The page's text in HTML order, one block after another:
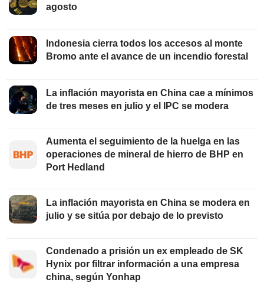
agosto
Indonesia cierra todos los accesos al monte
Bromo ante el avance de un incendio forestal
La inflación mayorista en China cae a mínimos
de tres meses en julio y el IPC se modera
Aumenta el seguimiento de la huelga en las
operaciones de mineral de hierro de BHP en
Port Hedland
La inflación mayorista en China se modera en
julio y se sitúa por debajo de lo previsto
Condenado a prisión un ex empleado de SK
Hynix por filtrar información a una empresa
china, según Yonhap